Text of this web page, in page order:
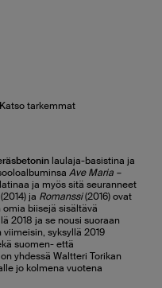
tarkemmat
laulaja-basistina ja
Ave Maria –
ja myös sitä seuranneet
ja Romanssi(2016) ovat
biisejä sisältävä
2018 ja se nousi suoraan
syksyllä 2019
suomen- että
yhdessä Waltteri Torikan
jo kolmena vuotena